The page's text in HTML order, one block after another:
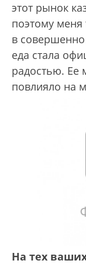
этот рынок
поэтому меня
в
еда стала
радостью. Ее
повлияло на
На тех